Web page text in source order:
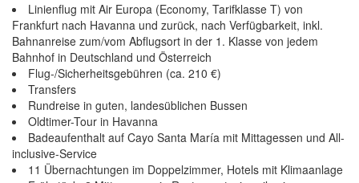
Linienflug mit Air Europa (Economy, Tarifklasse T) von
Frankfurt nach Havanna und zurück, nach Verfügbarkeit, inkl.
Bahnanreise zum/vom Abflugsort in der 1. Klasse von jedem
Bahnhof in Deutschland und Österreich
Flug-/Sicherheitsgebühren (ca. 210 €)
Transfers
Rundreise in guten, landesüblichen Bussen
Oldtimer-Tour in Havanna
Badeaufenthalt auf Cayo Santa María mit Mittagessen und All-
inclusive-Service
11 Übernachtungen im Doppelzimmer, Hotels mit Klimaanlage